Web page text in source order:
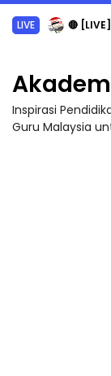
LIVE 🔴 [LIVE]
Inspirasi
Guru Malaysia